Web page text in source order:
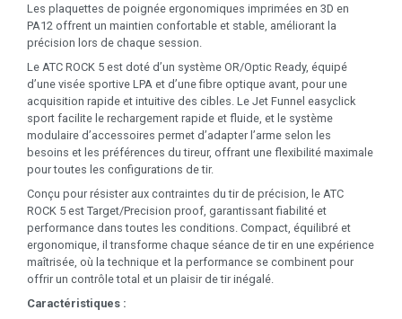
Les plaquettes de poignée ergonomiques imprimées en 3D en
PA12 offrent un maintien confortable et stable, améliorant la
précision lors de chaque session.
Le ATC ROCK 5 est doté d’un système OR/Optic Ready, équipé
d’une visée sportive LPA et d’une fibre optique avant, pour une
acquisition rapide et intuitive des cibles. Le Jet Funnel easyclick
sport facilite le rechargement rapide et fluide, et le système
modulaire d’accessoires permet d’adapter l’arme selon les
besoins et les préférences du tireur, offrant une flexibilité maximale
pour toutes les configurations de tir.
Conçu pour résister aux contraintes du tir de précision, le ATC
ROCK 5 est Target/Precision proof, garantissant fiabilité et
performance dans toutes les conditions. Compact, équilibré et
ergonomique, il transforme chaque séance de tir en une expérience
maîtrisée, où la technique et la performance se combinent pour
offrir un contrôle total et un plaisir de tir inégalé.
Caractéristiques :